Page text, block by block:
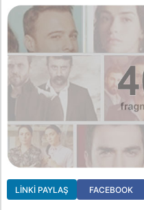
LINKI PAYLAŞ FACEBOOK